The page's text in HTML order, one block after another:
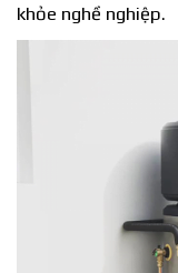
khỏe nghề nghiệp.